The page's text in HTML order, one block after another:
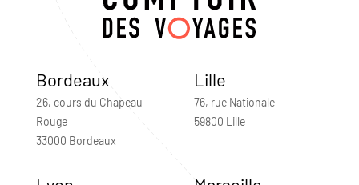
Bordeaux
26, cours du Chapeau-
Rouge
33000 Bordeaux
Lille
76, rue Nationale
59800 Lille